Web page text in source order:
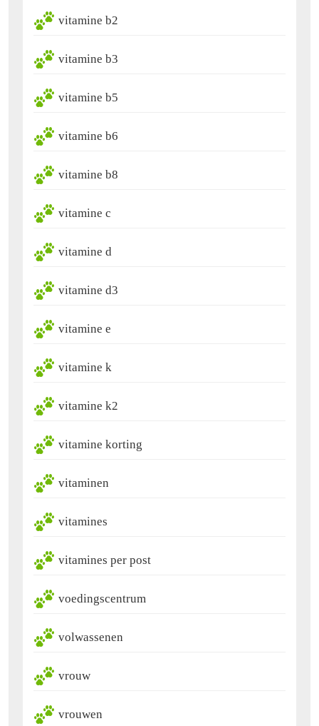
vitamine b2
vitamine b3
vitamine b5
vitamine b6
vitamine b8
vitamine c
vitamine d
vitamine d3
vitamine e
vitamine k
vitamine k2
vitamine korting
vitaminen
vitamines
vitamines per post
voedingscentrum
volwassenen
vrouw
vrouwen